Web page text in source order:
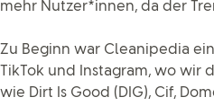
mehr Nutzer*innen, da der
Zu Beginn war Cleanipedia
TikTok und Instagram, wo wir
wie Dirt Is Good (DIG), Cif,